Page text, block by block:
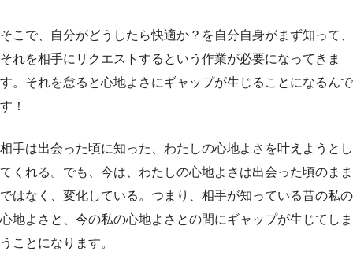
そこで、自分がどうしたら快適か？を自分自身がまず知って、
それを相手にリクエストするという作業が必要になってきま
す。それを怠ると心地よさにギャップが生じることになるんで
す！
相手は出会った頃に知った、わたしの心地よさを叶えようとし
てくれる。でも、今は、わたしの心地よさは出会った頃のまま
ではなく、変化している。つまり、相手が知っている昔の私の
心地よさと、今の私の心地よさとの間にギャップが生じてしま
うことになります。